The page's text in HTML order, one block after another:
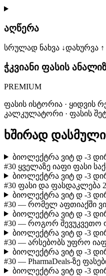
აღწერა
სრულად ნახვა ↓დახურვა ↑
ჭკვიანი ფასის
PREMIUM
ფასის ისტორია · ყიდვის
კალკულატორი · ფასის
ხშირად დასმული
ბიოლექტრა ვიტ დ -3
#30 ყველაზე იაფი ფასი
ბიოლექტრა ვიტ დ -3
#30 ფასი და ფასდაკლება
ბიოლექტრა ვიტ დ -3
#30 — რომელ აფთიაქში
ბიოლექტრა ვიტ დ -3
#30 — როგორ შევუკვეთო
ბიოლექტრა ვიტ დ -3
#30 — არსებობს უფრო
ბიოლექტრა ვიტ დ -3
#30 — PharmaDeals-ზე
ბიოლექტრა ვიტ დ -3